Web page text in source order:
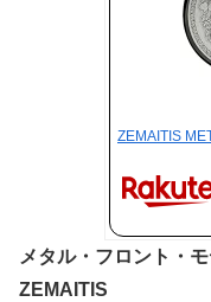
ZEMAITIS
メタル・フロント・
ZEMAITIS